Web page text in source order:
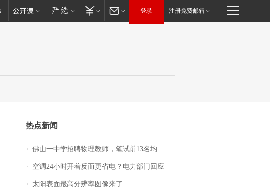
登录 注册免费邮箱
热点新闻
佛山一中学招聘物理教师，笔试前13名均遭淘汰？教育局：已叫停招聘，成立调查组全面核查
空调24小时开着反而更省电？电力部门回应
太阳表面最高分辨率图像来了